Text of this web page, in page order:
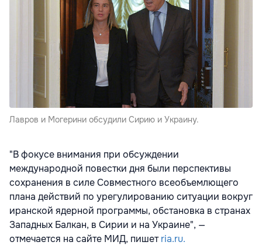
Лавров и Могерини обсудили Сирию и Украину.
"В фокусе внимания при обсуждении
международной повестки дня были перспективы
сохранения в силе Совместного всеобъемлющего
плана действий по урегулированию ситуации вокруг
иранской ядерной программы, обстановка в странах
Западных Балкан, в Сирии и на Украине", —
отмечается на сайте МИД, пишетria.ru.